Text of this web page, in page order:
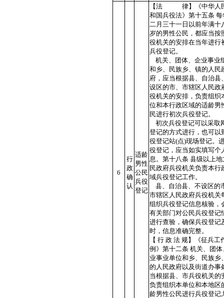
6
行
政
确
认
适龄
男性
公民
兵役
登记
【法 律】《中华人
和国兵役法》第十五条 每
二月三十一日以前年满十
岁的男性公民，都应当按
役机关的安排在当年进行
兵役登记。
机关、团体、企业事业
和乡、民族乡、镇的人民
府，应当根据县、自治县
设区的市、市辖区人民政
役机关的安排，负责组织
位和本行政区域的适龄男
民进行初次兵役登记。
初次兵役登记可以采取
登记的方式进行，也可以
役登记站(点)现场登记。
役登记，应当如实填写个
息。第十八条 县级以上地
民政府兵役机关负责本行
域兵役登记工作。
县、自治县、不设区的
市辖区人民政府兵役机关
组织兵役登记信息核验，
有关部门对公民兵役登记
进行查验，确保兵役登记
时，信息准确完整。
【 行 政 法 规】《征兵工
例》第十二条 机关、团体
业事业单位和乡、民族乡
的人民政府以及街道办事
当根据县、市兵役机关的
负责组织本单位和本地区
龄男性公民进行兵役登记,